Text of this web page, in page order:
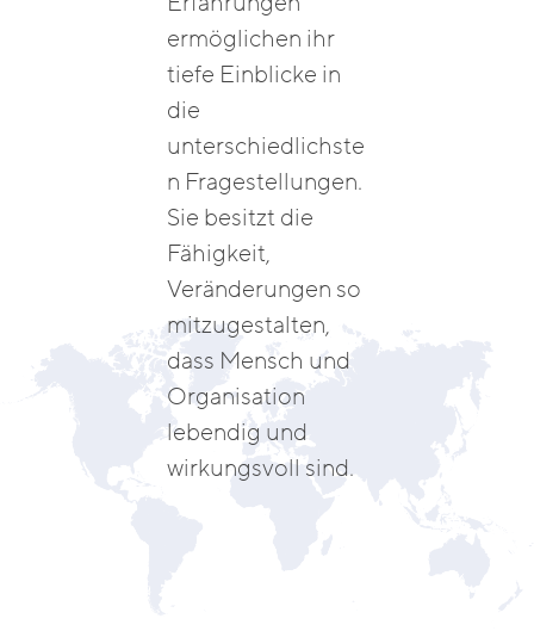
ermöglichen ihr
tiefe Einblicke in
die
unterschiedlichste
n Fragestellungen.
Sie besitzt die
Fähigkeit,
Veränderungen so
mitzugestalten,
dass Mensch und
Organisation
lebendig und
wirkungsvoll sind.